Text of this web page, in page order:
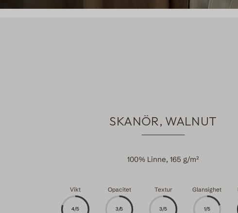
SKANÖR, WALNUT
100% Linne, 165 g/m²
Vikt
4/5
Opacitet
3/5
Textur
3/5
Glansighet
1/5